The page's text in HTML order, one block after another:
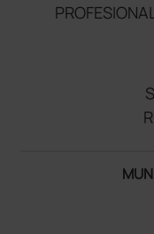
PROFESIONAL